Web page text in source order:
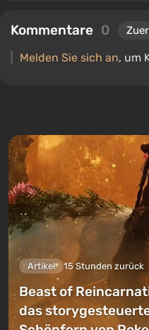
Kommentare 0
Melden Sie sich an, um
Artikel 15 Stunden zurück
Beast of
das